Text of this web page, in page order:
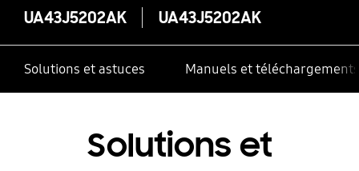
UA43J5202AK UA43J5202AK
Solutions et astuces Manuels et téléchargements
Solutions et